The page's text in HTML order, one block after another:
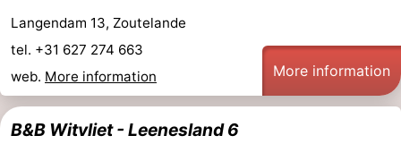
Langendam 13, Zoutelande
tel. +31 627 274 663
web. More information More information
B&B Witvliet - Leenesland 6